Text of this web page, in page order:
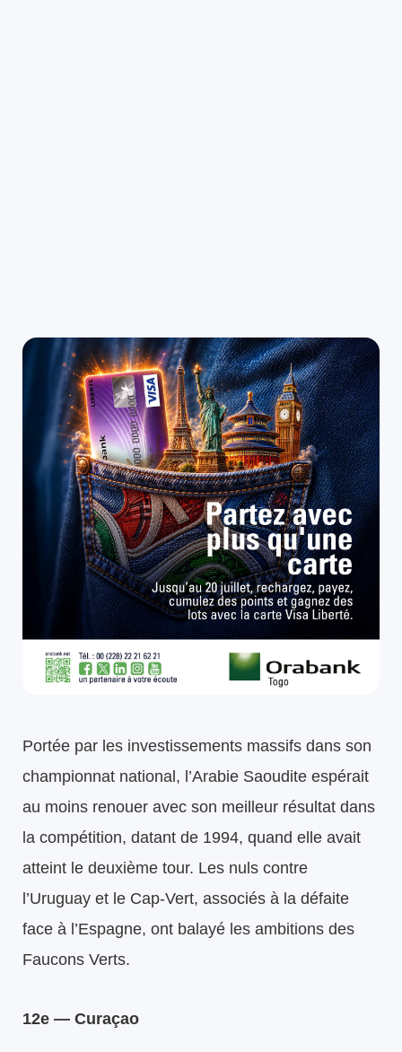
Portée par les investissements massifs dans son
championnat national, l’Arabie Saoudite espérait
au moins renouer avec son meilleur résultat dans
la compétition, datant de 1994, quand elle avait
atteint le deuxième tour. Les nuls contre
l’Uruguay et le Cap-Vert, associés à la défaite
face à l’Espagne, ont balayé les ambitions des
Faucons Verts.
12e — Curaçao